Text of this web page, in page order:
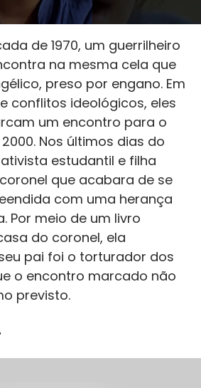
de 1970, um guerrilheiro
na mesma cela que
preso por engano. Em
conflitos ideológicos, eles
um encontro para o
Nos últimos dias do
estudantil e filha
que acabara de se
com uma herança
Por meio de um livro
do coronel, ela
pai foi o torturador dos
o encontro marcado não
previsto.